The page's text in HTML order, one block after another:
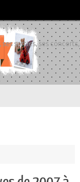
sorties, ses concerts,